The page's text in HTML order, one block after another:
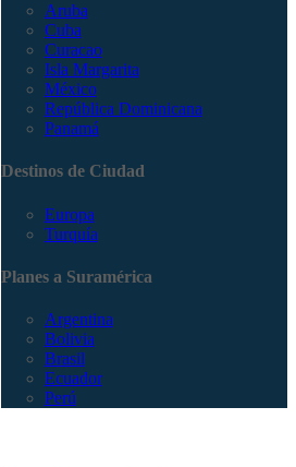
Aruba
Cuba
Curacao
Isla Margarita
México
República Dominicana
Panamá
Destinos de Ciudad
Europa
Turquía
Planes a Suramérica
Argentina
Bolivia
Brasil
Ecuador
Perú